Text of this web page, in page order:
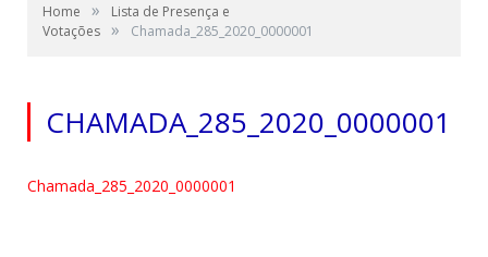
Home »
Lista de Presença e
Votações » Chamada_285_2020_0000001
CHAMADA_285_2020_0000001
Chamada_285_2020_0000001